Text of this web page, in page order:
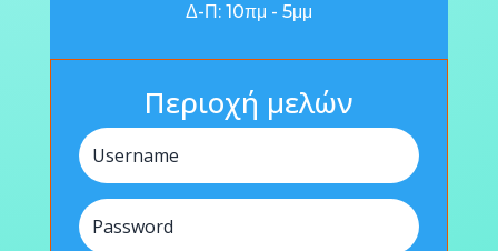
Δ-Π: 10πμ - 5μμ
Περιοχή μελών